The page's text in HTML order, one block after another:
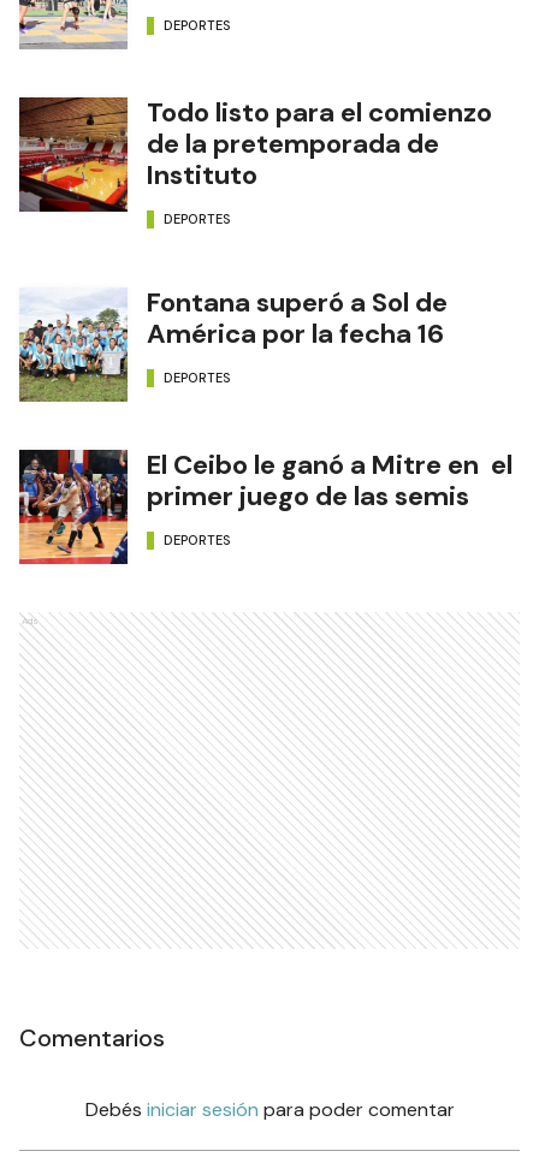
DEPORTES
Todo listo para el comienzo
de la pretemporada de
Instituto
DEPORTES
Fontana superó a Sol de
América por la fecha 16
DEPORTES
El Ceibo le ganó a Mitre en el
primer juego de las semis
DEPORTES
Ads
Comentarios
Debés iniciar sesión para poder comentar